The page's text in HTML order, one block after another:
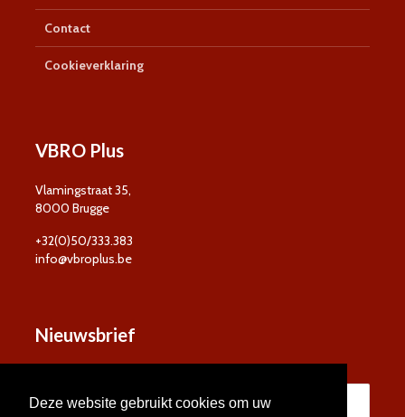
Deze website gebruikt cookies om uw
Contact
Cookieverklaring
VBRO Plus
Vlamingstraat 35,
8000 Brugge
+32(0)50/333.383
info@vbroplus.be
Nieuwsbrief